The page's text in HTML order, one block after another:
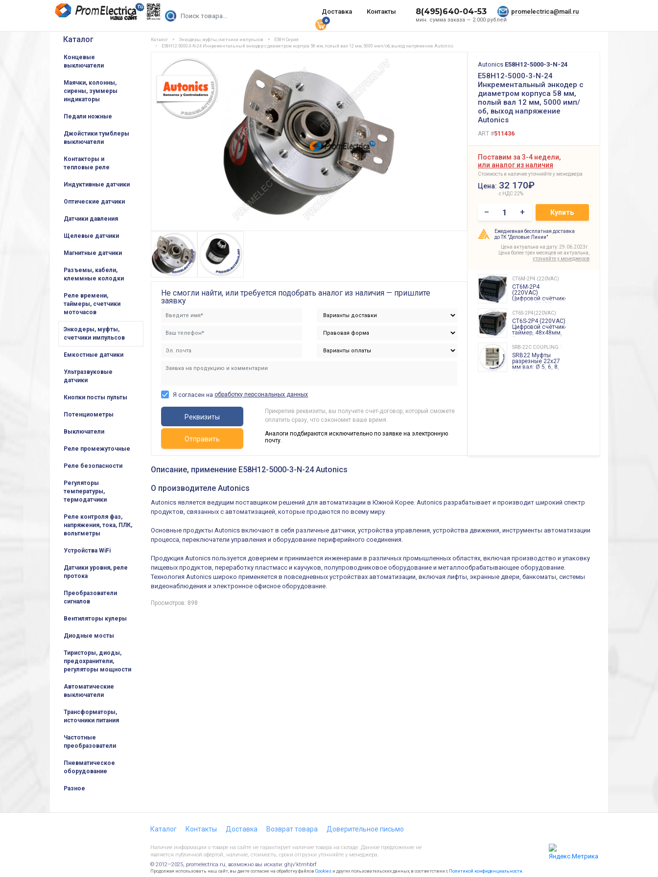
Доставка Контакты
мин. сумма заказа — 2.000 рублей
8(495)640-04-53 promelectrica@mail.ru
0
Каталог
Концевые
выключатели
Маячки, колонны,
сирены, зуммеры
индикаторы
Педали ножные
Джойстики тумблеры
выключатели
Контакторы и
тепловые реле
Индуктивные датчики
Оптические датчики
Датчики давления
Щелевые датчики
Магнитные датчики
Разъемы, кабели,
клеммные колодки
Реле времени,
таймеры, счетчики
моточасов
Энкодеры, муфты,
счетчики импульсов
Емкостные датчики
Ультразвуковые
датчики
Кнопки посты пульты
Потенциометры
Выключатели
Реле промежуточные
Реле безопасности
Регуляторы
температуры,
термодатчики
Реле контроля фаз,
напряжения, тока, ПЛК,
вольтметры
Устройства WiFi
Датчики уровня, реле
протока
Преобразователи
сигналов
Вентиляторы кулеры
Диодные мосты
Тиристоры, диоды,
предохранители,
регуляторы мощности
Автоматические
выключатели
Трансформаторы,
источники питания
Частотные
преобразователи
Пневматическое
оборудование
Разное
Каталог Энкодеры, муфты, счетчики импульсов
E58H Серия
E58H12-5000-3-N-24 Инкрементальный энкодер с диаметром корпуса 58 мм, полый вал 12 мм, 5000 имп/об, выход напряжение Autonics
Autonics E58H12-5000-3-N-24
E58H12-5000-3-N-24
Инкрементальный энкодер с
диаметром корпуса 58 мм,
полый вал 12 мм, 5000 имп/
об, выход напряжение
Autonics
ART #511436
Поставим за 3-4 недели,
или аналог из наличия
Стоимость и наличие уточняйте у менеджера
Цена: 32 170₽
с НДС 22%
– + Купить
Ежедневная бесплатная доставка
до ТК "Деловые Линии"
Цена актуальна на дату: 29.06.2023г.
Цена более трех месяцев не актуальна,
уточняйте у менеджеров
CT6M-2P4 (220VAC)
CT6M-2P4
(220VAC)
Цифровой счётчик-
таймер, 72х72мм,
2 индикатора по 6
разрядов, сброс,
счёт групп, 2
выхода, 100-
240VA Autonics
CT6S-2P4(220VAC)
CT6S-2P4 (220VAC)
Цифровой счётчик-
таймер, 48х48мм,
2 индикатора по 6
разрядов, сброс,
счёт групп, 2
выхода, 100-
240VA Autonics
SRB-22C COUPLING 1,7Nm
SRB22 Муфты
разрезные 22х27
мм вал: Ø 5, 6, 8,
10 mm
Не смогли найти, или требуется подобрать аналог из наличия — пришлите
заявку
Я согласен на обработку персональных данных
Реквизиты
Прикрепив реквизиты, вы получите счет-договор, который сможете
оплатить сразу, что сэкономит ваше время.
Отправить
Аналоги подбираются исключительно по заявке на электронную
почту.
Описание, применение E58H12-5000-3-N-24 Autonics
О производителе Autonics
Autonics является ведущим поставщиком решений для автоматизации в Южной Корее. Autonics разрабатывает и производит широкий спектр
продуктов, связанных с автоматизацией, которые продаются по всему миру.
Основные продукты Autonics включают в себя различные датчики, устройства управления, устройства движения, инструменты автоматизации
процесса, переключатели управления и оборудование периферийного соединения.
Продукция Autonics пользуется доверием и принимается инженерами в различных промышленных областях, включая производство и упаковку
пищевых продуктов, переработку пластмасс и каучуков, полупроводниковое оборудование и металлообрабатывающее оборудование.
Технология Autonics широко применяется в повседневных устройствах автоматизации, включая лифты, экранные двери, банкоматы, системы
видеонаблюдения и электронное офисное оборудование.
Просмотров: 898
Каталог Контакты Доставка Возврат товара Доверительное письмо
Наличие информации о товаре на сайте не гарантирует наличие товара на складе. Данное предложение не
является публичной офертой, наличие, стоимость, сроки отгрузки уточняйте у менеджера.
© 2012—2025, promelectrica.ru, возможно вы искали: ghjv'ktrnhbrf
Продолжая использовать наш сайт, вы даете согласие на обработку файлов Cookies и других пользовательских данных, в соответствии с Политикой конфиденциальности.